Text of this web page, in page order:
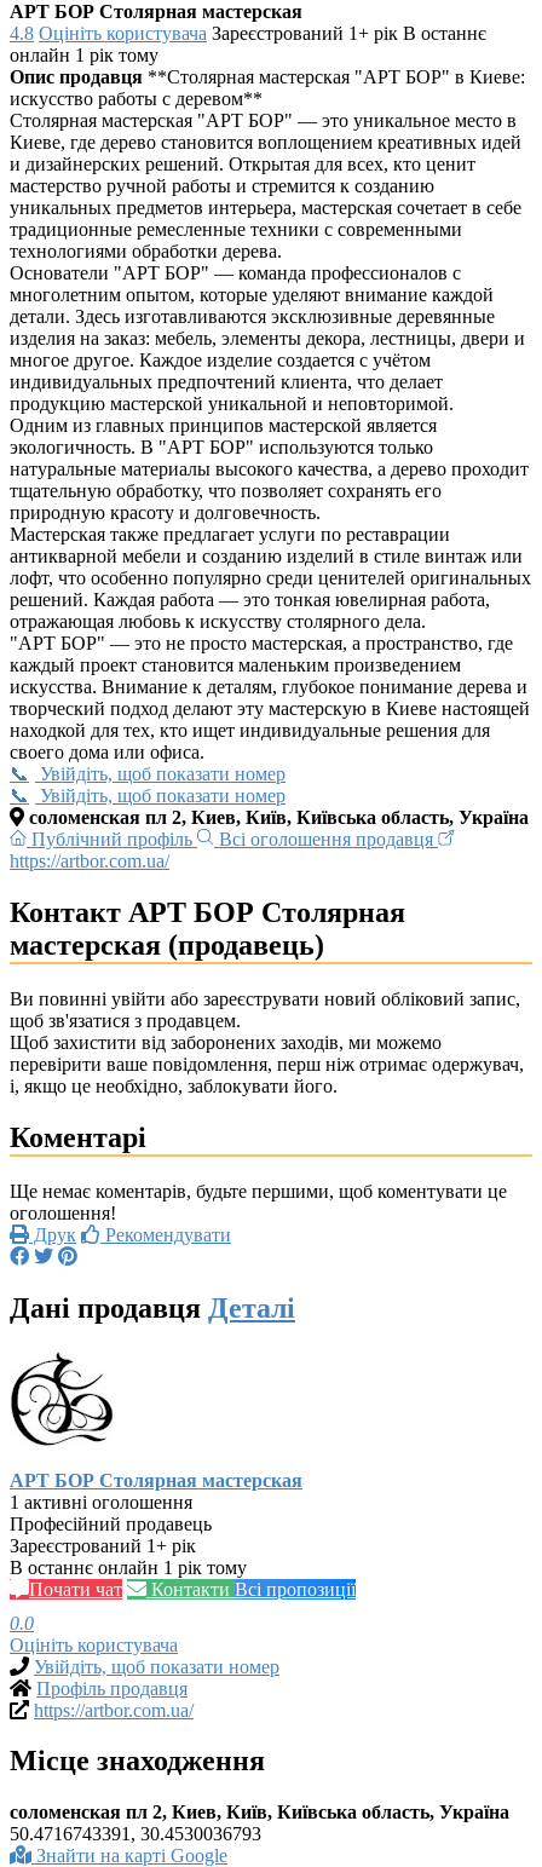
АРТ БОР Столярная мастерская
4.8 Оцініть користувача Зареєстрований 1+ рік В останнє
онлайн 1 рік тому
Опис продавця **Столярная мастерская "АРТ БОР" в Киеве:
искусство работы с деревом**
Столярная мастерская "АРТ БОР" — это уникальное место в
Киеве, где дерево становится воплощением креативных идей
и дизайнерских решений. Открытая для всех, кто ценит
мастерство ручной работы и стремится к созданию
уникальных предметов интерьера, мастерская сочетает в себе
традиционные ремесленные техники с современными
технологиями обработки дерева.
Основатели "АРТ БОР" — команда профессионалов с
многолетним опытом, которые уделяют внимание каждой
детали. Здесь изготавливаются эксклюзивные деревянные
изделия на заказ: мебель, элементы декора, лестницы, двери и
многое другое. Каждое изделие создается с учётом
индивидуальных предпочтений клиента, что делает
продукцию мастерской уникальной и неповторимой.
Одним из главных принципов мастерской является
экологичность. В "АРТ БОР" используются только
натуральные материалы высокого качества, а дерево проходит
тщательную обработку, что позволяет сохранять его
природную красоту и долговечность.
Мастерская также предлагает услуги по реставрации
антикварной мебели и созданию изделий в стиле винтаж или
лофт, что особенно популярно среди ценителей оригинальных
решений. Каждая работа — это тонкая ювелирная работа,
отражающая любовь к искусству столярного дела.
"АРТ БОР" — это не просто мастерская, а пространство, где
каждый проект становится маленьким произведением
искусства. Внимание к деталям, глубокое понимание дерева и
творческий подход делают эту мастерскую в Киеве настоящей
находкой для тех, кто ищет индивидуальные решения для
своего дома или офиса.
Увійдіть, щоб показати номер
Увійдіть, щоб показати номер
соломенская пл 2, Киев, Київ, Київська область, Україна
Публічний профіль
Всі оголошення продавця
https://artbor.com.ua/
Контакт АРТ БОР Столярная
мастерская (продавець)
Ви повинні увійти або зареєструвати новий обліковий запис,
щоб зв'язатися з продавцем.
Щоб захистити від заборонених заходів, ми можемо
перевірити ваше повідомлення, перш ніж отримає одержувач,
і, якщо це необхідно, заблокувати його.
Коментарі
Ще немає коментарів, будьте першими, щоб коментувати це
оголошення!
Друк
Рекомендувати
Дані продавця Деталі
АРТ БОР Столярная мастерская
1 активні оголошення
Професійний продавець
Зареєстрований 1+ рік
В останнє онлайн 1 рік тому
Почати чат
Контакти Всі пропозиції
0.0
Оцініть користувача
Увійдіть, щоб показати номер
Профіль продавця
https://artbor.com.ua/
Місце знаходження
соломенская пл 2, Киев, Київ, Київська область, Україна
50.4716743391, 30.4530036793
Знайти на карті Google